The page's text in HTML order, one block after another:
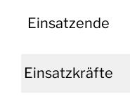
Einsatzende
Einsatzkräfte